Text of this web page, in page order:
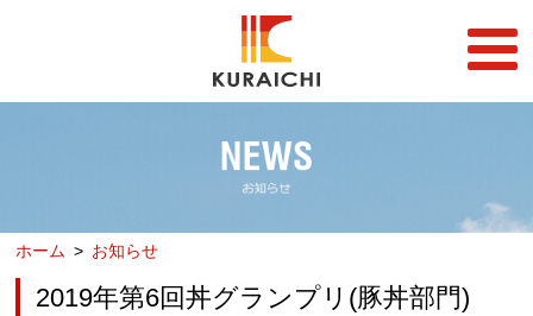
FRANCHISE
店舗一覧
ホーム お知らせ
2019年第6回丼グランプリ(豚丼部門)